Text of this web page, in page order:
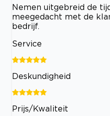
Nemen uitgebreid de
meegedacht met de
bedrijf.
Service
Deskundigheid
Prijs/Kwaliteit